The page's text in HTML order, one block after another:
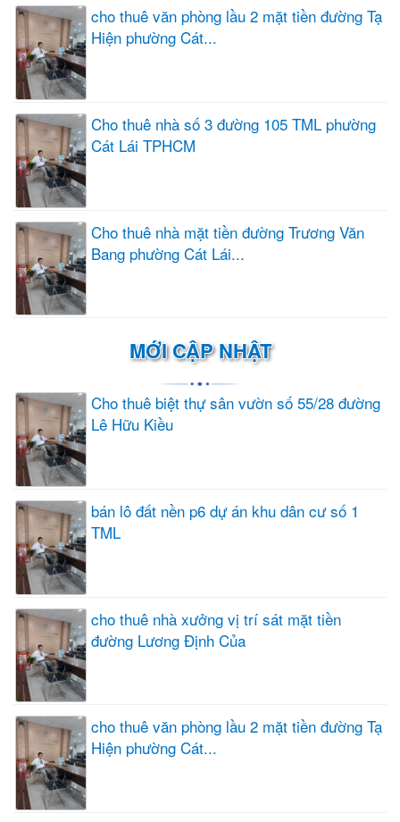
cho thuê văn phòng lầu 2 mặt tiền đường Tạ
Hiện phường Cát...
Cho thuê nhà số 3 đường 105 TML phường
Cát Lái TPHCM
Cho thuê nhà mặt tiền đường Trương Văn
Bang phường Cát Lái...
MỚI CẬP NHẬT
Cho thuê biệt thự sân vườn số 55/28 đường
Lê Hữu Kiều
bán lô đất nền p6 dự án khu dân cư số 1
TML
cho thuê nhà xưởng vị trí sát mặt tiền
đường Lương Định Của
cho thuê văn phòng lầu 2 mặt tiền đường Tạ
Hiện phường Cát...